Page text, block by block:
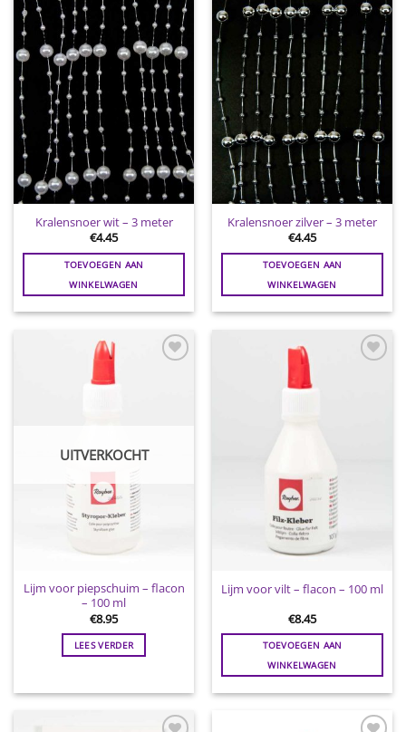
Toevoegen
aan
wenslijst
Kralensnoer wit – 3 meter
€4.45
TOEVOEGEN AAN
WINKELWAGEN
Toevoegen
aan
wenslijst
Kralensnoer zilver – 3 meter
€4.45
TOEVOEGEN AAN
WINKELWAGEN
UITVERKOCHT
Lijm voor piepschuim – flacon
– 100 ml
€8.95
LEES VERDER
Lijm voor vilt – flacon – 100 ml
€8.45
TOEVOEGEN AAN
WINKELWAGEN